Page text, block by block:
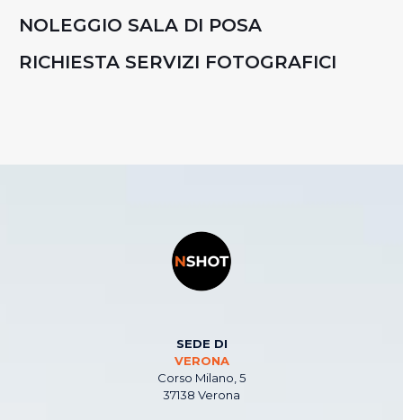
NOLEGGIO SALA DI POSA
RICHIESTA SERVIZI FOTOGRAFICI
SEDE DI
VERONA
Corso Milano, 5
37138 Verona